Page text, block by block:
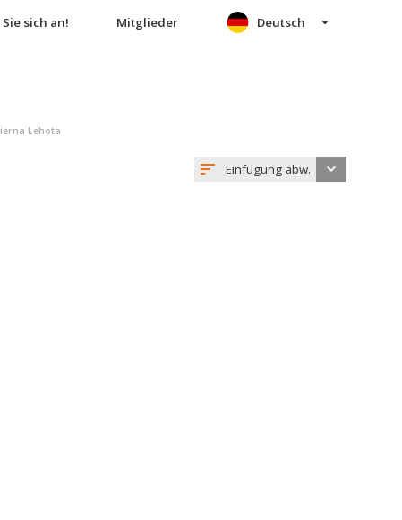
sich an! Mitglieder Deutsch
Lehota
Einfügung abw.